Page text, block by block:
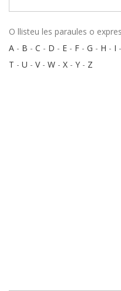
O llisteu les paraules o
A - B - C - D - E - F - G - H - I -
T - U - V- W - X - Y - Z